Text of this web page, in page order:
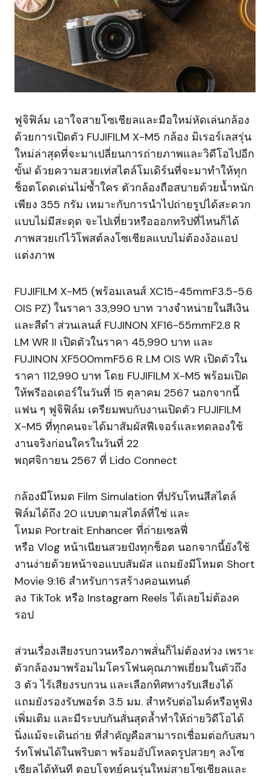
ฟูจิฟิล์ม เอาใจสายโซเชียลและมือใหม่หัดเล่นกล้อง
ด้วยการเปิดตัว FUJIFILM X-M5 กล้อง มิเรอร์เลสรุ่น
ใหม่ล่าสุดที่จะมาเปลี่ยนการถ่ายภาพและวิดีโอไปอีก
ขั้น! ด้วยความสวยเท่สไตล์โมเดิร์นที่จะมาทำให้ทุก
ช็อตโดดเด่นไม่ซ้ำใคร ตัวกล้องถือสบายด้วยน้ำหนัก
เพียง 355 กรัม เหมาะกับการนำไปถ่ายรูปได้สะดวก
แบบไม่มีสะดุด จะไปเที่ยวหรือออกทริปที่ไหนก็ได้
ภาพสวยเก๋ไว้โพสต์ลงโซเชียลแบบไม่ต้องง้อแอป
แต่งภาพ
FUJIFILM X-M5 (พร้อมเลนส์ XC15-45mmF3.5-5.6
OIS PZ) ในราคา 33,990 บาท วางจำหน่ายในสีเงิน
และสีดำ ส่วนเลนส์ FUJINON XF16-55mmF2.8 R
LM WR II เปิดตัวในราคา 45,990 บาท และ
FUJINON XF500mmF5.6 R LM OIS WR เปิดตัวใน
ราคา 112,990 บาท โดย FUJIFILM X-M5 พร้อมเปิด
ให้พรีออเดอร์ในวันที่ 15 ตุลาคม 2567 นอกจากนี้
แฟน ๆ ฟูจิฟิล์ม เตรียมพบกับงานเปิดตัว FUJIFILM
X-M5 ที่ทุกคนจะได้มาสัมผัสฟีเจอร์และทดลองใช้
งานจริงก่อนใครในวันที่ 22
พฤศจิกายน 2567 ที่ Lido Connect
กล้องมีโหมด Film Simulation ที่ปรับโทนสีสไตล์
ฟิล์มได้ถึง 20 แบบตามสไตล์ที่ใช่ และ
โหมด Portrait Enhancer ที่ถ่ายเซลฟี่
หรือ Vlog หน้าเนียนสวยปังทุกช็อต นอกจากนี้ยังใช้
งานง่ายด้วยหน้าจอแบบสัมผัส แถมยังมีโหมด Short
Movie 9:16 สำหรับการสร้างคอนเทนต์
ลง TikTok หรือ Instagram Reels ได้เลยไม่ต้องค
รอป
ส่วนเรื่องเสียงรบกวนหรือภาพสั่นก็ไม่ต้องห่วง เพราะ
ตัวกล้องมาพร้อมไมโครโฟนคุณภาพเยี่ยมในตัวถึง
3 ตัว ไร้เสียงรบกวน และเลือกทิศทางรับเสียงได้
แถมยังรองรับพอร์ต 3.5 มม. สำหรับต่อไมค์หรือหูฟัง
เพิ่มเติม และมีระบบกันสั่นสุดล้ำทำให้ถ่ายวิดีโอได้
นิ่งแม้จะเดินถ่าย ที่สำคัญคือสามารถเชื่อมต่อกับสมา
ร์ทโฟนได้ในพริบตา พร้อมอัปโหลดรูปสวยๆ ลงโซ
เชียลได้ทันที ตอบโจทย์คนรุ่นใหม่สายโซเชียลและ